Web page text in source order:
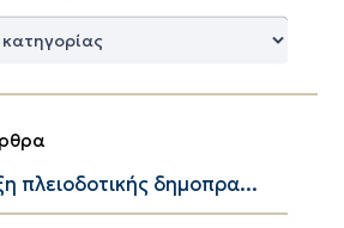
πλειοδοτικής δημοπρα...